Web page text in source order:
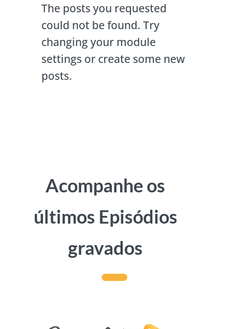
The posts you requested
could not be found. Try
changing your module
settings or create some new
posts.
Acompanhe os
últimos Episódios
gravados